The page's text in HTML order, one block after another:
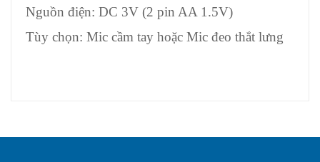
Nguồn điện: DC 3V (2 pin AA 1.5V)
Tùy chọn: Mic cầm tay hoặc Mic đeo thắt lưng